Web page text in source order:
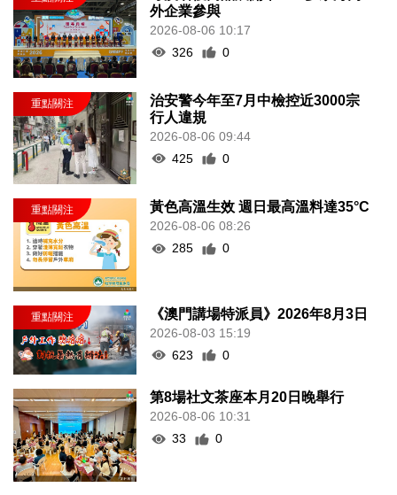
外企業參與
2026-08-06 10:17
326
0
治安警今年至7月中檢控近3000宗
行人違規
2026-08-06 09:44
425
0
黃色高溫生效 週日最高溫料達35°C
2026-08-06 08:26
285
0
《澳門講場特派員》2026年8月3日
2026-08-03 15:19
623
0
第8場社文茶座本月20日晚舉行
2026-08-06 10:31
33
0